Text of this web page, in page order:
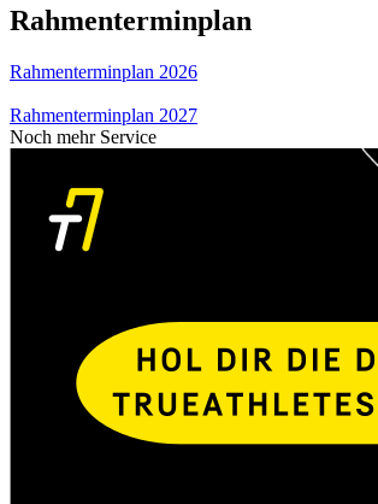
Rahmenterminplan
Rahmenterminplan 2026
Rahmenterminplan 2027
Noch mehr Service